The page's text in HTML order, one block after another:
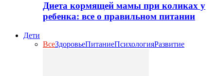
Диета кормящей мамы при коликах у
ребенка: все о правильном питании
Дети
ВсеЗдоровьеПитаниеПсихологияРазвитие